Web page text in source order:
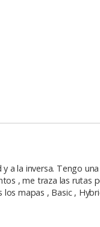
a la inversa. Tengo
, me traza las rutas
mapas , Basic ,